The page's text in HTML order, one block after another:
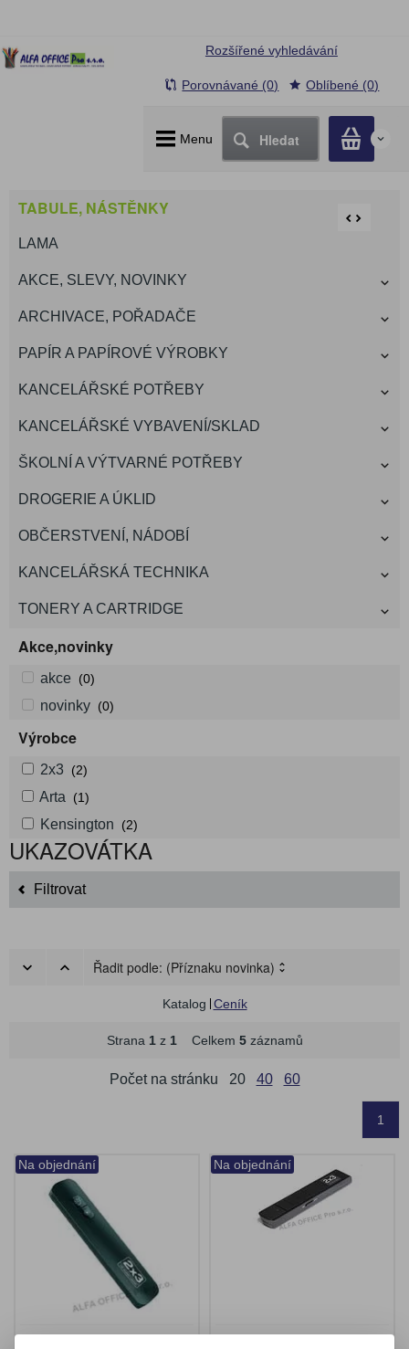
Menu Hledat 0
Rozšířené vyhledávání
Porovnávané (0) Oblíbené (0)
TABULE, NÁSTĚNKY
LAMA
AKCE, SLEVY, NOVINKY
ARCHIVACE, POŘADAČE
PAPÍR A PAPÍROVÉ VÝROBKY
KANCELÁŘSKÉ POTŘEBY
KANCELÁŘSKÉ VYBAVENÍ/SKLAD
ŠKOLNÍ A VÝTVARNÉ POTŘEBY
DROGERIE A ÚKLID
OBČERSTVENÍ, NÁDOBÍ
KANCELÁŘSKÁ TECHNIKA
TONERY A CARTRIDGE
Akce,novinky
akce (0)
novinky (0)
Výrobce
2x3 (2)
Arta (1)
Kensington (2)
UKAZOVÁTKA
Filtrovat
Řadit podle: (Příznaku novinka)
Katalog Ceník
Strana 1z 1Celkem 5záznamů
Počet na stránku 20 40 60
1
Na objednání Na objednání